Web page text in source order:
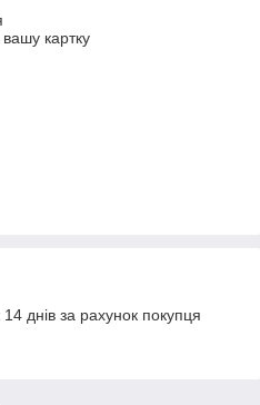
картку
днів за рахунок покупця